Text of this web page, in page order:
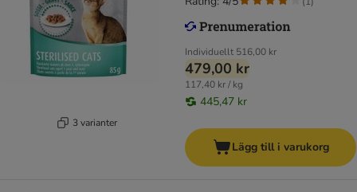
3 varianter
Individuellt 516,00 kr
479,00 kr
117,40 kr / kg
445,47 kr
Lägg till i varukorg